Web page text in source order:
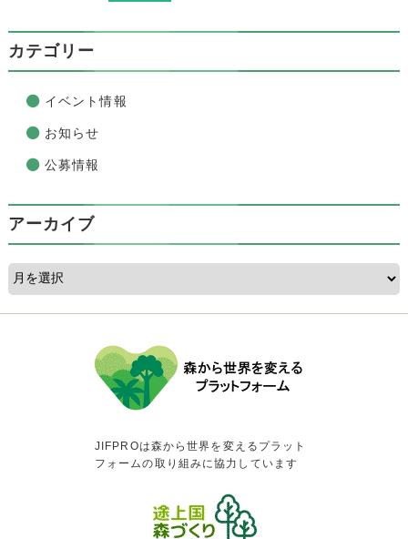
カテゴリー
イベント情報
お知らせ
公募情報
アーカイブ
JIFPROは森から世界を変えるプラット
フォームの取り組みに協力しています